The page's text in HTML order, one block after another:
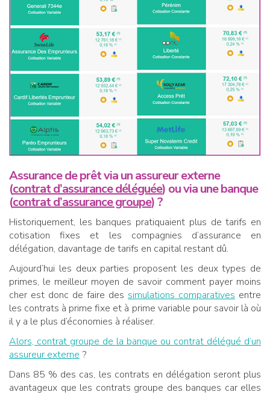
Assurance de prêt via un assureur externe
(contrat d’assurance déléguée) ou via une banque
(contrat d’assurance groupe) ?
Historiquement, les banques pratiquaient plus de tarifs en
cotisation fixes et les compagnies d’assurance en
délégation, davantage de tarifs en capital restant dû.
Aujourd’hui les deux parties proposent les deux types de
primes, le meilleur moyen de savoir comment payer moins
cher est donc de faire des simulations comparatives entre
les contrats à prime fixe et à prime variable pour savoir là où
il y a le plus d’économies à réaliser.
Alors, contrat groupe de la banque ou contrat délégué d’un
assureur externe ?
Dans 85 % des cas, les contrats en délégation seront plus
avantageux que les contrats groupe des banques car elles